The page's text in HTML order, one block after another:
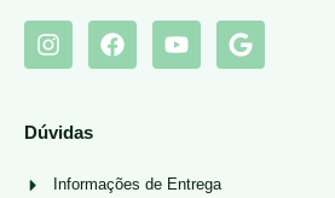
Dúvidas
Informações de Entrega